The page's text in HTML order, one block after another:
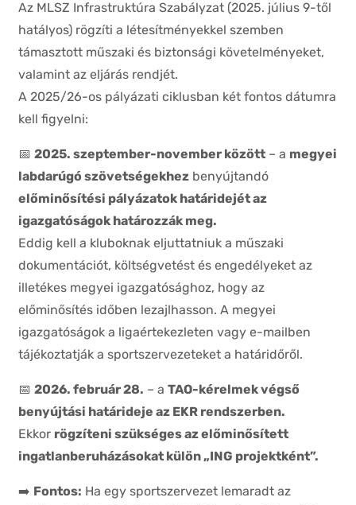
Az MLSZ Infrastruktúra Szabályzat (2025. július 9-től
hatályos) rögzíti a létesítményekkel szemben
támasztott műszaki és biztonsági követelményeket,
valamint az eljárás rendjét.
A 2025/26-os pályázati ciklusban két fontos dátumra
kell figyelni:
📅 2025. szeptember-november között – a megyei
labdarúgó szövetségekhez benyújtandó
előminősítési pályázatok határidejét az
igazgatóságok határozzák meg.
Eddig kell a kluboknak eljuttatniuk a műszaki
dokumentációt, költségvetést és engedélyeket az
illetékes megyei igazgatósághoz, hogy az
előminősítés időben lezajlhasson. A megyei
igazgatóságok a ligaértekezleten vagy e-mailben
tájékoztatják a sportszervezeteket a határidőről.
📅 2026. február 28. – a TAO-kérelmek végső
benyújtási határideje az EKR rendszerben.
Ekkor rögzíteni szükséges az előminősített
ingatlanberuházásokat külön „ING projektként”.
➡️ Fontos: Ha egy sportszervezet lemaradt az